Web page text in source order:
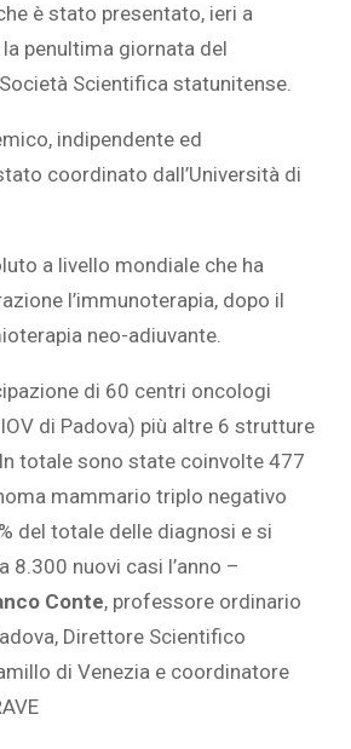
è stato presentato, ieri a
penultima giornata del
Scientifica statunitense.
indipendente ed
coordinato dall’Università di
a livello mondiale che ha
l’immunoterapia, dopo il
neo-adiuvante.
di 60 centri oncologi
di Padova) più altre 6 strutture
totale sono state coinvolte 477
mammario triplo negativo
del totale delle diagnosi e si
8.300 nuovi casi l’anno –
Conte, professore ordinario
Direttore Scientifico
di Venezia e coordinatore